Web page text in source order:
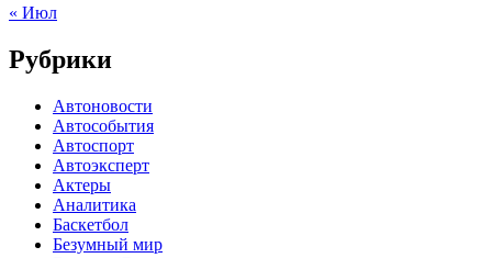
« Июл
Рубрики
Автоновости
Автособытия
Автоспорт
Автоэксперт
Актеры
Аналитика
Баскетбол
Безумный мир